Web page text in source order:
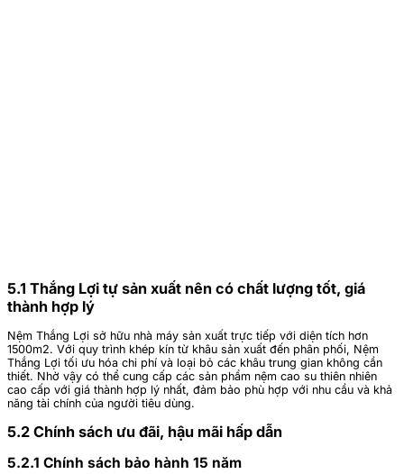
5.1 Thắng Lợi tự sản xuất nên có chất lượng tốt, giá
thành hợp lý
Nệm Thắng Lợi sở hữu nhà máy sản xuất trực tiếp với diện tích hơn
1500m2. Với quy trình khép kín từ khâu sản xuất đến phân phối, Nệm
Thắng Lợi tối ưu hóa chi phí và loại bỏ các khâu trung gian không cần
thiết. Nhờ vậy có thể cung cấp các sản phẩm nệm cao su thiên nhiên
cao cấp với giá thành hợp lý nhất, đảm bảo phù hợp với nhu cầu và khả
năng tài chính của người tiêu dùng.
5.2 Chính sách ưu đãi, hậu mãi hấp dẫn
5.2.1 Chính sách bảo hành 15 năm